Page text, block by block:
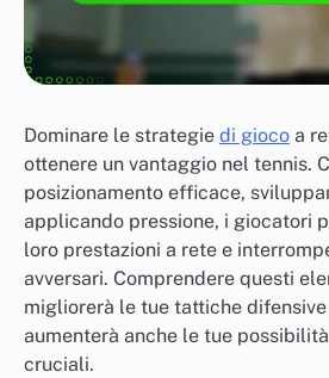
Dominare le strategie di gioco a
ottenere un vantaggio nel tennis.
posizionamento efficace,
applicando pressione, i giocatori
loro prestazioni a rete e
avversari. Comprendere questi
migliorerà le tue tattiche
aumenterà anche le tue
cruciali.